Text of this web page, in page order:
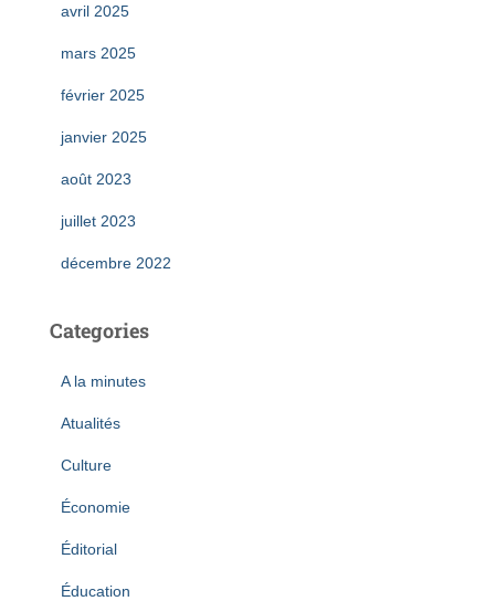
avril 2025
mars 2025
février 2025
janvier 2025
août 2023
juillet 2023
décembre 2022
Categories
A la minutes
Atualités
Culture
Économie
Éditorial
Éducation